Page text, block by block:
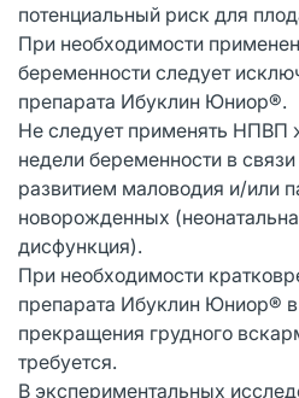
потенциальный риск для
При необходимости
беременности следует
препарата Ибуклин Юниор®.
Не следует применять
недели беременности в
развитием маловодия и/или
новорожденных
дисфункция).
При необходимости
препарата Ибуклин Юниор®
прекращения грудного
требуется.
В экспериментальных